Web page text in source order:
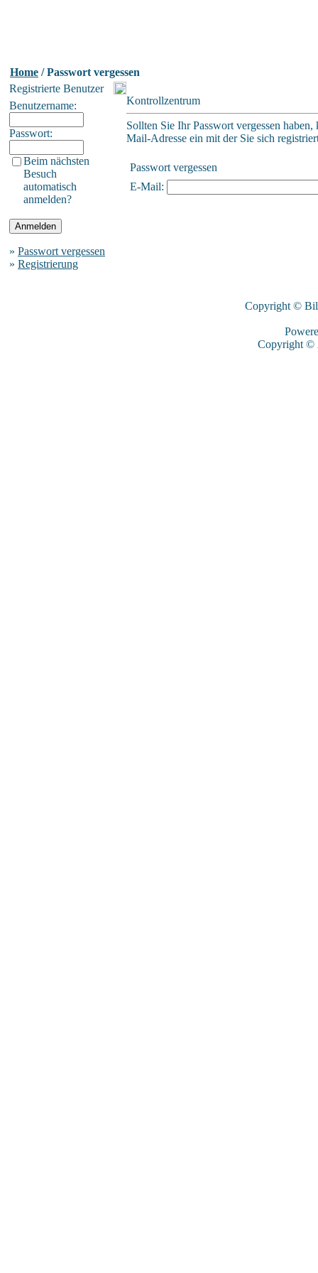
Home / Passwort vergessen
Registrierte Benutzer
Benutzername:
Passwort:
Beim nächsten
Besuch
automatisch
anmelden?
» Passwort vergessen
» Registrierung
Kontrollzentrum
Sollten Sie Ihr Passwort vergessen
Mail-Adresse ein mit der Sie sich
Passwort vergessen
E-Mail:
Copyright ©
Copyright ©